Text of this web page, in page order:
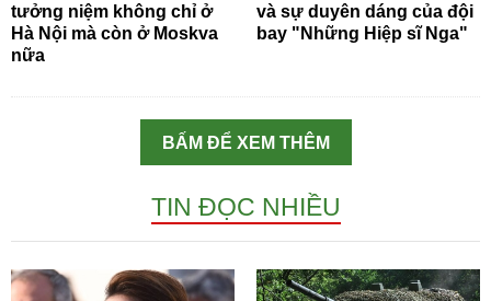
tưởng niệm không chỉ ở
Hà Nội mà còn ở Moskva
nữa
và sự duyên dáng của đội
bay "Những Hiệp sĩ Nga"
BẤM ĐỂ XEM THÊM
TIN ĐỌC NHIỀU